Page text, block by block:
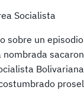
Socialista
sobre un